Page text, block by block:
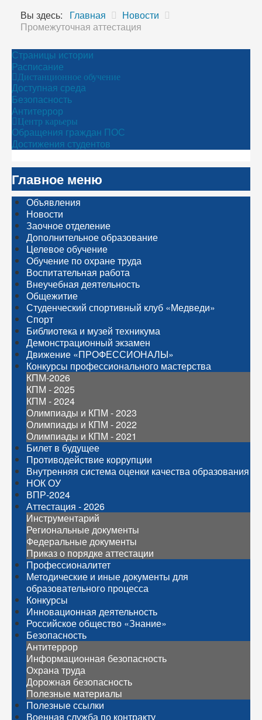
Вы здесь: Главная
Новости
Промежуточная аттестация
Страницы истории
Расписание
Дистанционное обучение
Доступная среда
Безопасность
Антитеррор
Центр карьеры
Обращения граждан ПОС
Достижения студентов
Главное меню
Объявления
Новости
Заочное отделение
Дополнительное образование
Целевое обучение
Обучение по охране труда
Воспитательная работа
Внеучебная деятельность
Общежитие
Студенческий спортивный клуб «Медведи»
Спорт
Библиотека и музей техникума
Демонстрационный экзамен
Движение «ПРОФЕССИОНАЛЫ»
Конкурсы профессионального мастерства
КПМ-2026
КПМ - 2025
КПМ - 2024
Олимпиады и КПМ - 2023
Олимпиады и КПМ - 2022
Олимпиады и КПМ - 2021
Билет в будущее
Противодействие коррупции
Внутренняя система оценки качества образования
НОК ОУ
ВПР-2024
Аттестация - 2026
Инструментарий
Региональные документы
Федеральные документы
Приказ о порядке аттестации
Профессионалитет
Методические и иные документы для
образовательного процесса
Конкурсы
Инновационная деятельность
Российское общество «Знание»
Безопасность
Антитеррор
Информационная безопасность
Охрана труда
Дорожная безопасность
Полезные материалы
Полезные ссылки
Военная служба по контракту